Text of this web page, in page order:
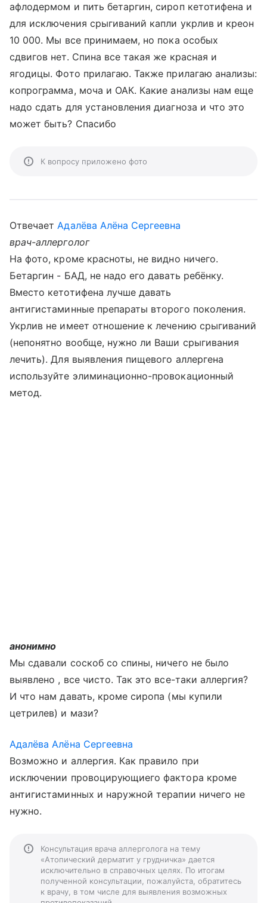
афлодермом и пить бетаргин, сироп кетотифена и
для исключения срыгиваний капли укрлив и креон
10 000. Мы все принимаем, но пока особых
сдвигов нет. Спина все такая же красная и
ягодицы. Фото прилагаю. Также прилагаю анализы:
копрограмма, моча и ОАК. Какие анализы нам еще
надо сдать для установления диагноза и что это
может быть? Спасибо
К вопросу приложено фото
ОтвечаетАдалёва Алёна Сергеевна
врач-аллерголог
На фото, кроме красноты, не видно ничего.
Бетаргин - БАД, не надо его давать ребёнку.
Вместо кетотифена лучше давать
антигистаминные препараты второго поколения.
Укрлив не имеет отношение к лечению срыгиваний
(непонятно вообще, нужно ли Ваши срыгивания
лечить). Для выявления пищевого аллергена
используйте элиминационно-провокационный
метод.
анонимно
Мы сдавали соскоб со спины, ничего не было
выявлено , все чисто. Так это все-таки аллергия?
И что нам давать, кроме сиропа (мы купили
цетрилев) и мази?
Адалёва Алёна Сергеевна
Возможно и аллергия. Как правило при
исключении провоцирующиего фактора кроме
антигистаминных и наружной терапии ничего не
нужно.
Консультация врача аллерголога на тему
«Атопический дерматит у грудничка» дается
исключительно в справочных целях. По итогам
полученной консультации, пожалуйста, обратитесь
к врачу, в том числе для выявления возможных